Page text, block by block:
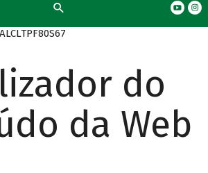
do
da Web